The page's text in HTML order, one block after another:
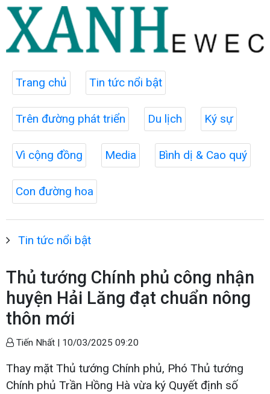
Trang chủ Tin tức nổi bật
Trên đường phát triển Du lịch Ký sự
Vì cộng đồng Media Bình dị & Cao quý
Con đường hoa
Tin tức nổi bật
Thủ tướng Chính phủ công nhận
huyện Hải Lăng đạt chuẩn nông
thôn mới
Tiến Nhất | 10/03/2025 09:20
Thay mặt Thủ tướng Chính phủ, Phó Thủ tướng
Chính phủ Trần Hồng Hà vừa ký Quyết định số